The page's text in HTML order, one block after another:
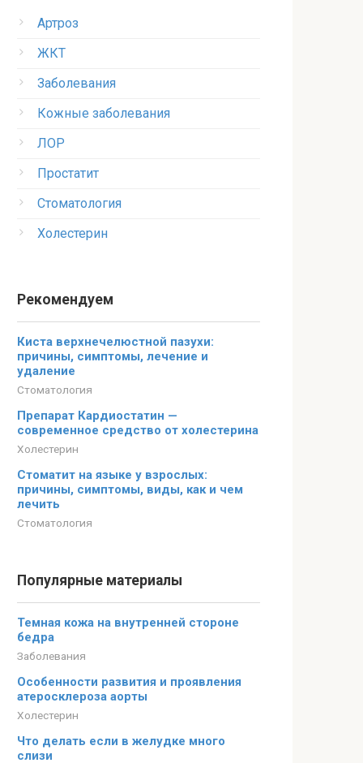
Артроз
ЖКТ
Заболевания
Кожные заболевания
ЛОР
Простатит
Стоматология
Холестерин
Рекомендуем
Киста верхнечелюстной пазухи:
причины, симптомы, лечение и
удаление
Стоматология
Препарат Кардиостатин —
современное средство от холестерина
Холестерин
Стоматит на языке у взрослых:
причины, симптомы, виды, как и чем
лечить
Стоматология
Популярные материалы
Темная кожа на внутренней стороне
бедра
Заболевания
Особенности развития и проявления
атеросклероза аорты
Холестерин
Что делать если в желудке много
слизи